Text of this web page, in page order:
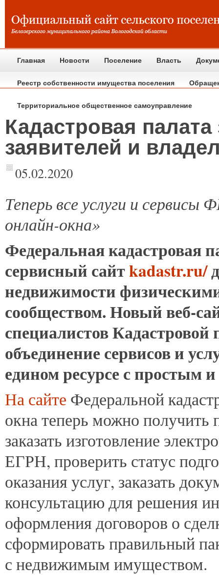
Главная Новости Поселение Власть
Реестр собственности имущества поселения
Территориальное общественное самоуправление
Кадастровая
заявителей и
05.02.2020
Теперь все услуги и
онлайн-окна»
Федеральная кадастровая
сервисный сайтkadastr.ru/
недвижимости
сообществом. Новый веб-
специалистов
объединение сервисов и
едином ресурсе с простым
На сайте Федеральной
окна теперь можно
заказать изготовление
ЕГРН, проверить статус
оказания услуг, заказать
консультацию для решения
оформления договоров о
сформировать правильный
с недвижимым имуществом.